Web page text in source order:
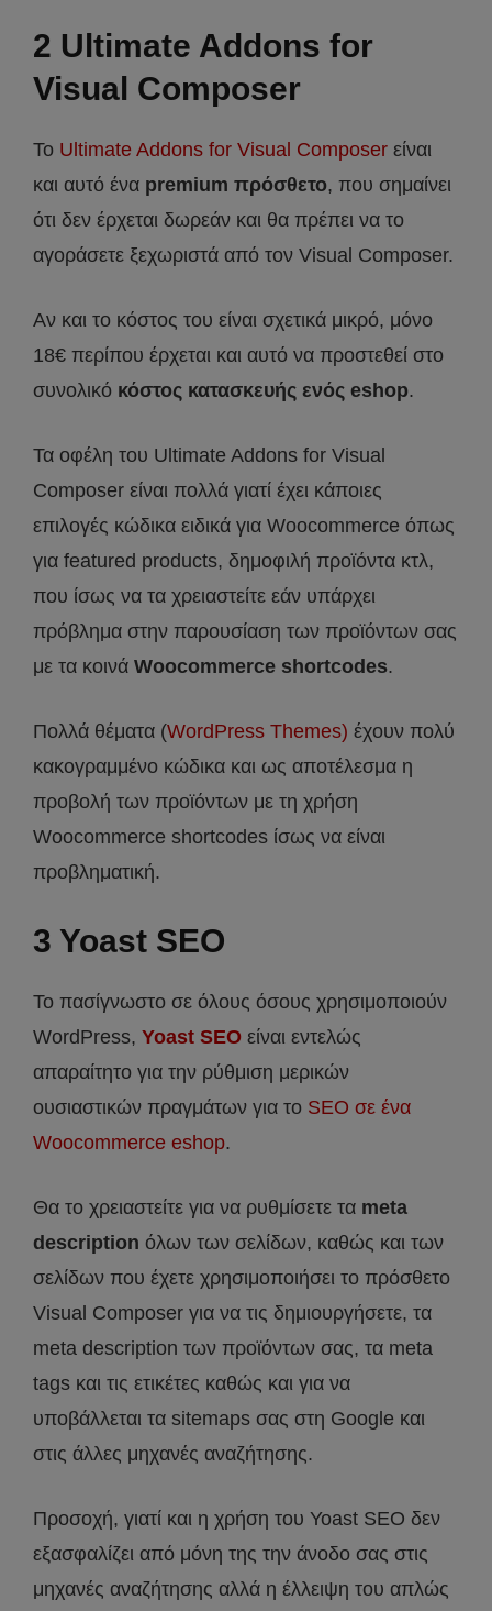
2 Ultimate Addons for
Visual Composer
Το Ultimate Addons for Visual Composer είναι
και αυτό ένα premium πρόσθετο, που σημαίνει
ότι δεν έρχεται δωρεάν και θα πρέπει να το
αγοράσετε ξεχωριστά από τον Visual Composer.
Αν και το κόστος του είναι σχετικά μικρό, μόνο
18€ περίπου έρχεται και αυτό να προστεθεί στο
συνολικό κόστος κατασκευής ενός eshop.
Τα οφέλη του Ultimate Addons for Visual
Composer είναι πολλά γιατί έχει κάποιες
επιλογές κώδικα ειδικά για Woocommerce όπως
για featured products, δημοφιλή προϊόντα κτλ,
που ίσως να τα χρειαστείτε εάν υπάρχει
πρόβλημα στην παρουσίαση των προϊόντων σας
με τα κοινά Woocommerce shortcodes.
Πολλά θέματα (WordPress Themes) έχουν πολύ
κακογραμμένο κώδικα και ως αποτέλεσμα η
προβολή των προϊόντων με τη χρήση
Woocommerce shortcodes ίσως να είναι
προβληματική.
3 Yoast SEO
Το πασίγνωστο σε όλους όσους χρησιμοποιούν
WordPress, Yoast SEO είναι εντελώς
απαραίτητο για την ρύθμιση μερικών
ουσιαστικών πραγμάτων για το SEO σε ένα
Woocommerce eshop.
Θα το χρειαστείτε για να ρυθμίσετε τα meta
description όλων των σελίδων, καθώς και των
σελίδων που έχετε χρησιμοποιήσει το πρόσθετο
Visual Composer για να τις δημιουργήσετε, τα
meta description των προϊόντων σας, τα meta
tags και τις ετικέτες καθώς και για να
υποβάλλεται τα sitemaps σας στη Google και
στις άλλες μηχανές αναζήτησης.
Προσοχή, γιατί και η χρήση του Yoast SEO δεν
εξασφαλίζει από μόνη της την άνοδο σας στις
μηχανές αναζήτησης αλλά η έλλειψη του απλώς